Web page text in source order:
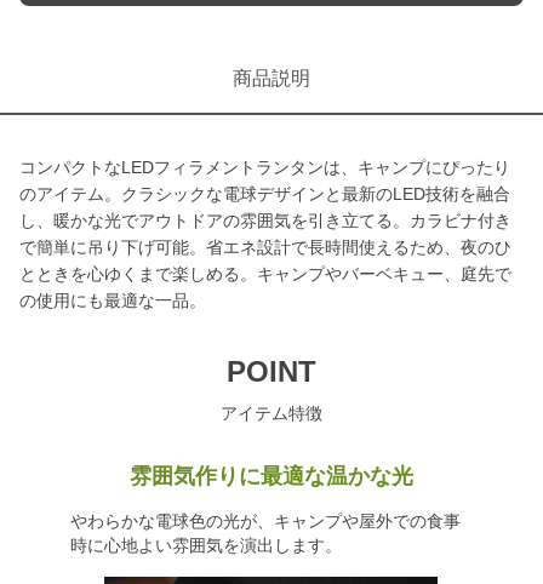
商品説明
コンパクトなLEDフィラメントランタンは、キャンプにぴったり
のアイテム。クラシックな電球デザインと最新のLED技術を融合
し、暖かな光でアウトドアの雰囲気を引き立てる。カラビナ付き
で簡単に吊り下げ可能。省エネ設計で長時間使えるため、夜のひ
とときを心ゆくまで楽しめる。キャンプやバーベキュー、庭先で
の使用にも最適な一品。
POINT
アイテム特徴
雰囲気作りに最適な温かな光
やわらかな電球色の光が、キャンプや屋外での食事
時に心地よい雰囲気を演出します。